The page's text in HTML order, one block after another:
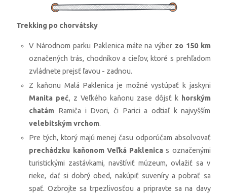
Trekking po chorvátsky
V Národnom parku Paklenica máte na výber zo 150 km
označených trás, chodníkov a cieľov, ktoré s prehľadom
zvládnete prejsť ľavou - zadnou.
Z kaňonu Malá Paklenica je možné vystúpať k jaskyni
Manita peć, z Veľkého kaňonu zase dôjsť k horským
chatám Ramiča i Dvori, či Parici a odtiaľ k najvyšším
velebitským vrchom.
Pre tých, ktorý majú menej času odporúčam absolvovať
prechádzku kaňonom Veľká Paklenica s označenými
turistickými zastávkami, navštíviť múzeum, ovlažiť sa v
rieke, dať si dobrý obed, nakúpiť suveníry a pobrať sa
spať. Ozbrojte sa trpezlivosťou a pripravte sa na davy